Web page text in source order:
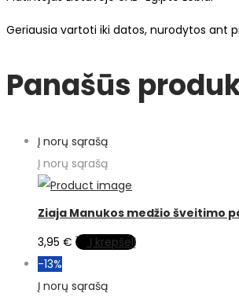
Geriausia vartoti iki datos, nurodytos ant
Panašūs
Į norų sąrašą
Į norų sąrašą
Ziaja Manukos medžio šveitimo
3,95 €
Į krepšelį
-13%
Į norų sąrašą